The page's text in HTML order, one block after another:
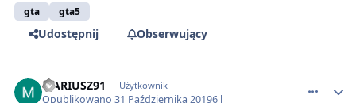
gta gta5
Udostępnij Obserwujący
MARIUSZ91 Użytkownik
Opublikowano31 Października 20196 l